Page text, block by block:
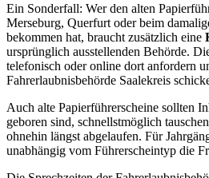
Ein Sonderfall: Wer den alten
Merseburg, Querfurt oder beim
bekommen hat, braucht zusätzlich eine
ursprünglich ausstellenden Behörde.
telefonisch oder online dort anfordern
Fahrerlaubnisbehörde Saalekreis
Auch alte Papierführerscheine sollten
geboren sind, schnellstmöglich
ohnehin längst abgelaufen. Für
unabhängig vom Führerscheintyp die